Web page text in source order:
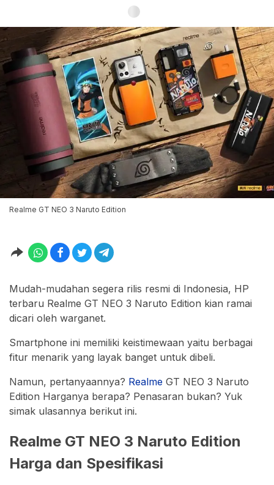
Realme GT NEO 3 Naruto Edition
Mudah-mudahan segera rilis resmi di Indonesia, HP
terbaru Realme GT NEO 3 Naruto Edition kian ramai
dicari oleh warganet.
Smartphone ini memiliki keistimewaan yaitu berbagai
fitur menarik yang layak banget untuk dibeli.
Namun, pertanyaannya? Realme GT NEO 3 Naruto
Edition Harganya berapa? Penasaran bukan? Yuk
simak ulasannya berikut ini.
Realme GT NEO 3 Naruto Edition
Harga dan Spesifikasi